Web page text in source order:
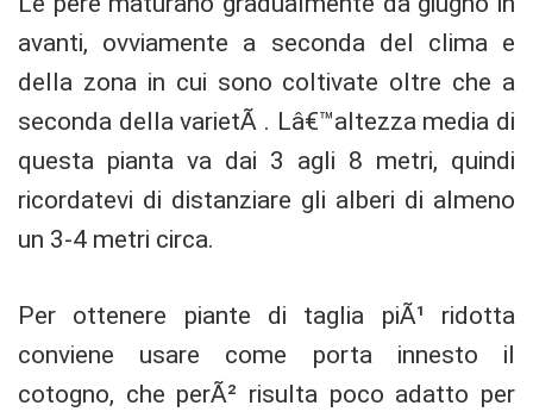
avanti, ovviamente a seconda del clima e
della zona in cui sono coltivate oltre che a
seconda della varietÃ . Lâ€™altezza media di
questa pianta va dai 3 agli 8 metri, quindi
ricordatevi di distanziare gli alberi di almeno
un 3-4 metri circa.
Per ottenere piante di taglia piÃ¹ ridotta
conviene usare come porta innesto il
cotogno, che perÃ² risulta poco adatto per